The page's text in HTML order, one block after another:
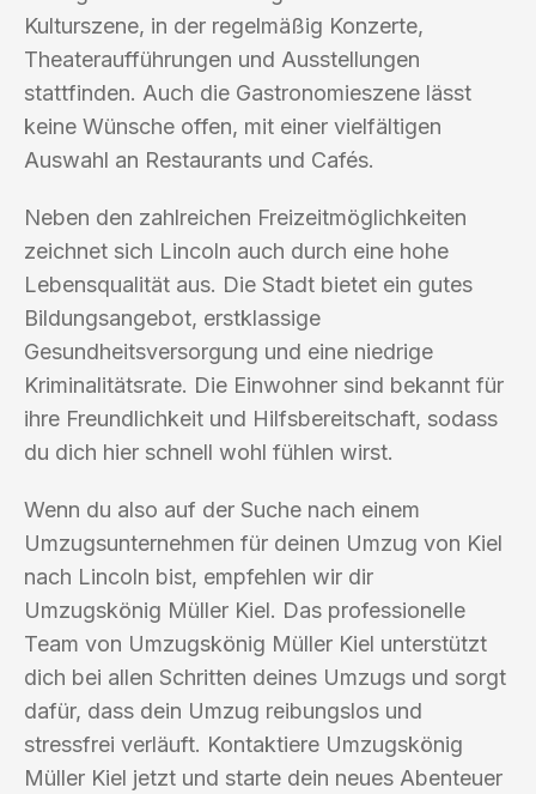
Kulturszene, in der regelmäßig Konzerte,
Theateraufführungen und Ausstellungen
stattfinden. Auch die Gastronomieszene lässt
keine Wünsche offen, mit einer vielfältigen
Auswahl an Restaurants und Cafés.
Neben den zahlreichen Freizeitmöglichkeiten
zeichnet sich Lincoln auch durch eine hohe
Lebensqualität aus. Die Stadt bietet ein gutes
Bildungsangebot, erstklassige
Gesundheitsversorgung und eine niedrige
Kriminalitätsrate. Die Einwohner sind bekannt für
ihre Freundlichkeit und Hilfsbereitschaft, sodass
du dich hier schnell wohl fühlen wirst.
Wenn du also auf der Suche nach einem
Umzugsunternehmen für deinen Umzug von Kiel
nach Lincoln bist, empfehlen wir dir
Umzugskönig Müller Kiel. Das professionelle
Team von Umzugskönig Müller Kiel unterstützt
dich bei allen Schritten deines Umzugs und sorgt
dafür, dass dein Umzug reibungslos und
stressfrei verläuft. Kontaktiere Umzugskönig
Müller Kiel jetzt und starte dein neues Abenteuer